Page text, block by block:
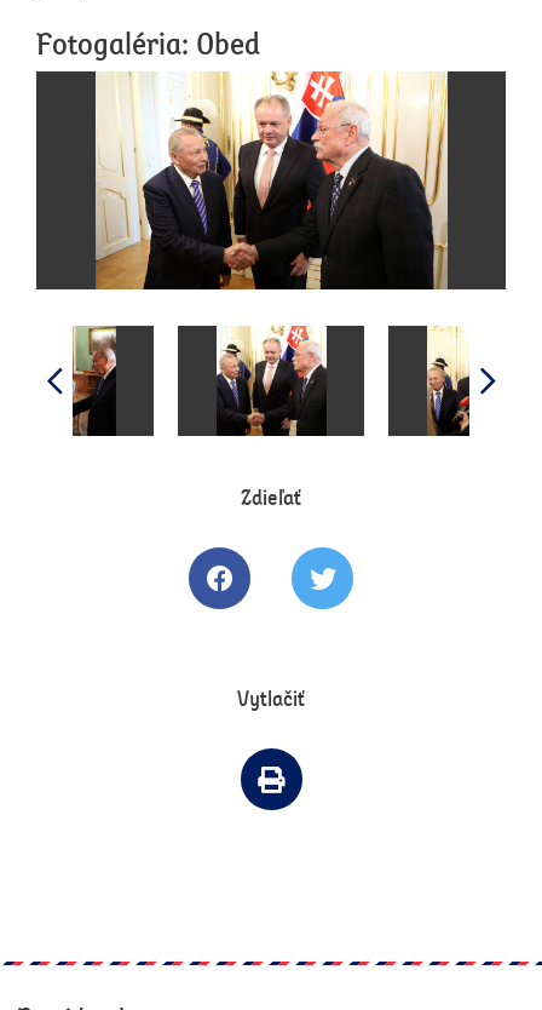
Fotogaléria: Obed
Zdieľať
Zdielať článok na Facebooku
Tweetovať článok
Vytlačiť
Vytlačiť článok